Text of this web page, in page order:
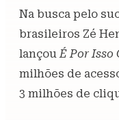
Na busca pelo
brasileiros Zé
lançouÉ Por Isso
milhões de
3 milhões de